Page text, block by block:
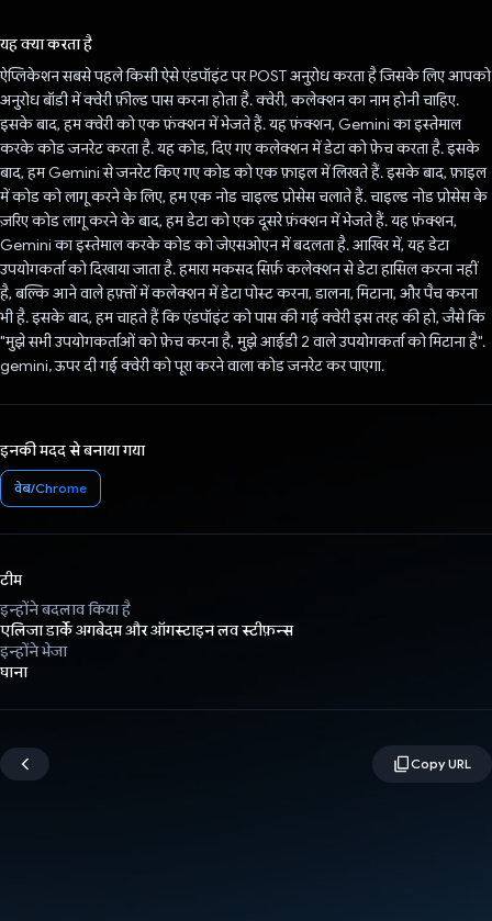
यह क्या करता है
ऐप्लिकेशन सबसे पहले किसी ऐसे एंडपॉइंट पर POST अनुरोध करता है जिसके लिए आपको
अनुरोध बॉडी में क्वेरी फ़ील्ड पास करना होता है. क्वेरी, कलेक्शन का नाम होनी चाहिए.
इसके बाद, हम क्वेरी को एक फ़ंक्शन में भेजते हैं. यह फ़ंक्शन, Gemini का इस्तेमाल
करके कोड जनरेट करता है. यह कोड, दिए गए कलेक्शन में डेटा को फ़ेच करता है. इसके
बाद, हम Gemini से जनरेट किए गए कोड को एक फ़ाइल में लिखते हैं. इसके बाद, फ़ाइल
में कोड को लागू करने के लिए, हम एक नोड चाइल्ड प्रोसेस चलाते हैं. चाइल्ड नोड प्रोसेस के
ज़रिए कोड लागू करने के बाद, हम डेटा को एक दूसरे फ़ंक्शन में भेजते हैं. यह फ़ंक्शन,
Gemini का इस्तेमाल करके कोड को जेएसओएन में बदलता है. आखिर में, यह डेटा
उपयोगकर्ता को दिखाया जाता है. हमारा मकसद सिर्फ़ कलेक्शन से डेटा हासिल करना नहीं
है, बल्कि आने वाले हफ़्तों में कलेक्शन में डेटा पोस्ट करना, डालना, मिटाना, और पैच करना
भी है. इसके बाद, हम चाहते हैं कि एंडपॉइंट को पास की गई क्वेरी इस तरह की हो, जैसे कि
"मुझे सभी उपयोगकर्ताओं को फ़ेच करना है, मुझे आईडी 2 वाले उपयोगकर्ता को मिटाना है".
gemini, ऊपर दी गई क्वेरी को पूरा करने वाला कोड जनरेट कर पाएगा.
इनकी मदद से बनाया गया
वेब/Chrome
टीम
इन्होंने बदलाव किया है
एलिजा डार्के अगबेदम और ऑगस्टाइन लव स्टीफ़न्स
इन्होंने भेजा
घाना